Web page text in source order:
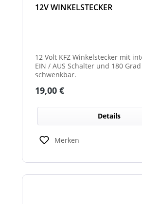
12V WINKELSTECKER
12 Volt KFZ Winkelstecker mit
EIN / AUS Schalter und 180 Grad
schwenkbar.
Regulärer Preis:
19,00 €
Details
Merken